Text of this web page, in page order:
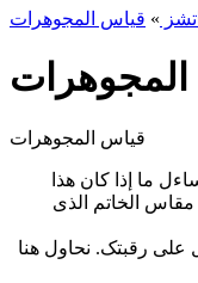
» قیاس المجوهرات
قیاس المجوهرات
ما إذا کان هذا
مقاس الخاتم الذی
رقبتک. نحاول هنا